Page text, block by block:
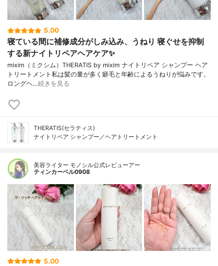
5.00
寝ている間に補修成分がしみ込み、うねり 寝ぐせを抑制
する新ナイトリペアヘアケア✨
mixim（ミクシム）THERATIS by mixim ナイトリペア シャンプー ヘア
トリートメント私は髪の量が多く癖毛と年齢によるうねりが悩みです。
ロングヘ…続きを見る
THERATIS(セラティス)
ナイトリペア シャンプー／ヘアトリートメント
美容ライター モノシル公式レビューアー
ティンカーベル0908
5.00